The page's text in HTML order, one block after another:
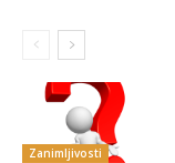
Zanimljivosti